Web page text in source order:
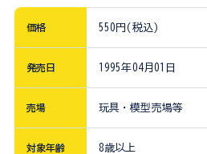
価格 550円(税込)
発売日 1995年04月01日
売場 玩具・模型売場等
対象年齢 8歳以上